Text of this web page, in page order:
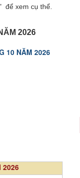
để xem cụ thể.
2026
10 NĂM 2026
2026